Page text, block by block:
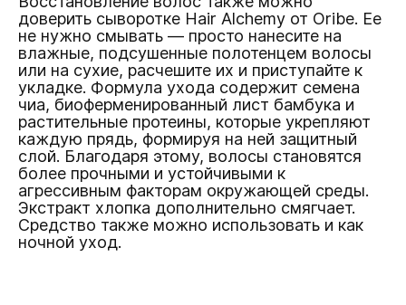
доверить сыворотке Hair Alchemy от Oribe. Ее
не нужно смывать — просто нанесите на
влажные, подсушенные полотенцем волосы
или на сухие, расчешите их и приступайте к
укладке. Формула ухода содержит семена
чиа, биоферменированный лист бамбука и
растительные протеины, которые укрепляют
каждую прядь, формируя на ней защитный
слой. Благодаря этому, волосы становятся
более прочными и устойчивыми к
агрессивным факторам окружающей среды.
Экстракт хлопка дополнительно смягчает.
Средство также можно использовать и как
ночной уход.